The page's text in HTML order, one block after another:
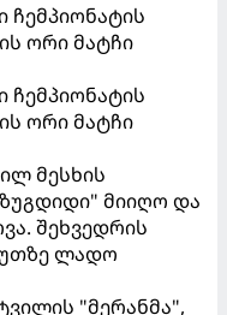
ორი მატჩი
ორი მატჩი
მესხის
მიიღო და
შეხვედრის
ლადო
"მერანმა",